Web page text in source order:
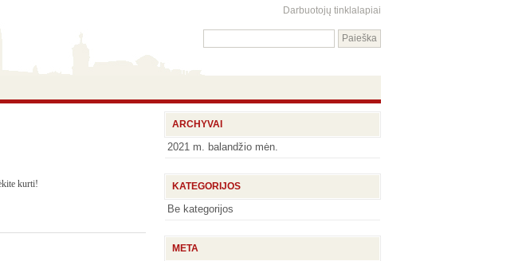
Darbuotojų tinklalapiai
kurti!
ARCHYVAI
2021 m. balandžio mėn.
KATEGORIJOS
Be kategorijos
META